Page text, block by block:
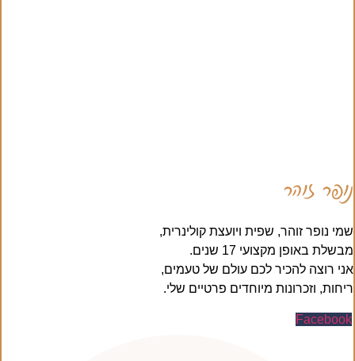
נופר זוהר
שמי נופר זוהר, שפית ויועצת קולינרית,
מבשלת באופן מקצועי 17 שנים.
אני רוצה להכיר לכם עולם של טעמים,
ריחות, וזכרונות מיוחדים פרטיים שלי.
Facebook